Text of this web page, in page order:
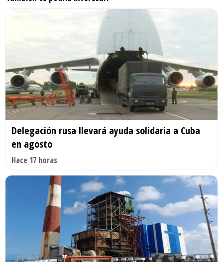
Delegación rusa llevará ayuda solidaria a Cuba
en agosto
Hace 17 horas